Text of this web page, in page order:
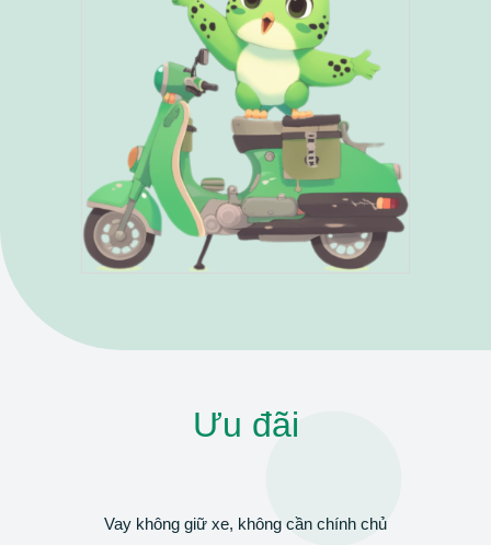
Ưu đãi
Vay không giữ xe, không cần chính chủ